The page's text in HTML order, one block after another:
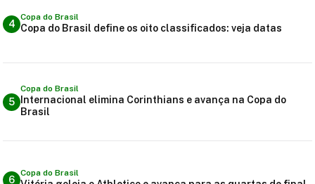
4
Copa do Brasil
Copa do Brasil define os oito classificados: veja datas
5
Copa do Brasil
Internacional elimina Corinthians e avança na Copa do
Brasil
6
Copa do Brasil